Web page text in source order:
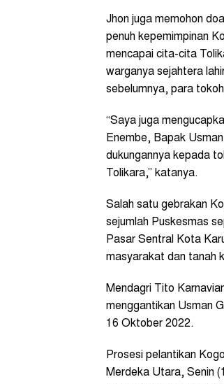
Jhon juga memohon
penuh kepemimpinan
mencapai cita-cita
warganya sejahtera
sebelumnya, para
“Saya juga
Enembe, Bapak
dukungannya kepada
Tolikara,” katanya.
Salah satu gebrakan
sejumlah Puskesmas
Pasar Sentral Kota
masyarakat dan tanah
Mendagri Tito
menggantikan Usman
16 Oktober 2022.
Prosesi pelantikan
Merdeka Utara, Senin